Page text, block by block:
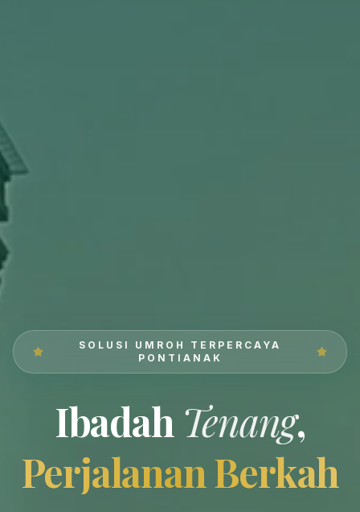
SOLUSI UMROH TERPERCAYA
PONTIANAK
Ibadah Tenang,
Perjalanan Berkah